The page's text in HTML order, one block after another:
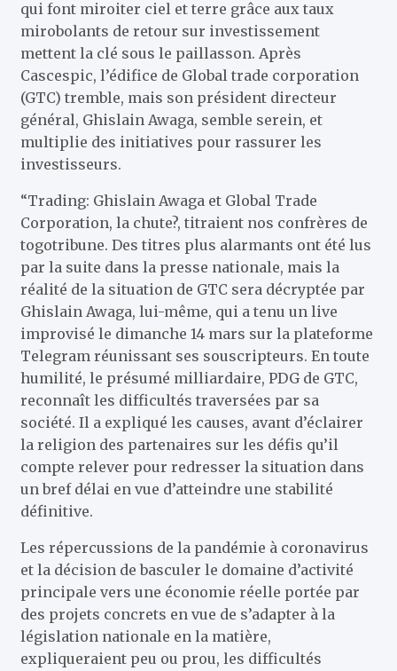
qui font miroiter ciel et terre grâce aux taux
mirobolants de retour sur investissement
mettent la clé sous le paillasson. Après
Cascespic, l’édifice de Global trade corporation
(GTC) tremble, mais son président directeur
général, Ghislain Awaga, semble serein, et
multiplie des initiatives pour rassurer les
investisseurs.
“Trading: Ghislain Awaga et Global Trade
Corporation, la chute?, titraient nos confrères de
togotribune. Des titres plus alarmants ont été lus
par la suite dans la presse nationale, mais la
réalité de la situation de GTC sera décryptée par
Ghislain Awaga, lui-même, qui a tenu un live
improvisé le dimanche 14 mars sur la plateforme
Telegram réunissant ses souscripteurs. En toute
humilité, le présumé milliardaire, PDG de GTC,
reconnaît les difficultés traversées par sa
société. Il a expliqué les causes, avant d’éclairer
la religion des partenaires sur les défis qu’il
compte relever pour redresser la situation dans
un bref délai en vue d’atteindre une stabilité
définitive.
Les répercussions de la pandémie à coronavirus
et la décision de basculer le domaine d’activité
principale vers une économie réelle portée par
des projets concrets en vue de s’adapter à la
législation nationale en la matière,
expliqueraient peu ou prou, les difficultés